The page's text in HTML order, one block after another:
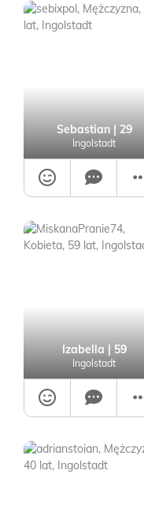
Sebastian| 29
Ingolstadt
Izabella | 59
Ingolstadt